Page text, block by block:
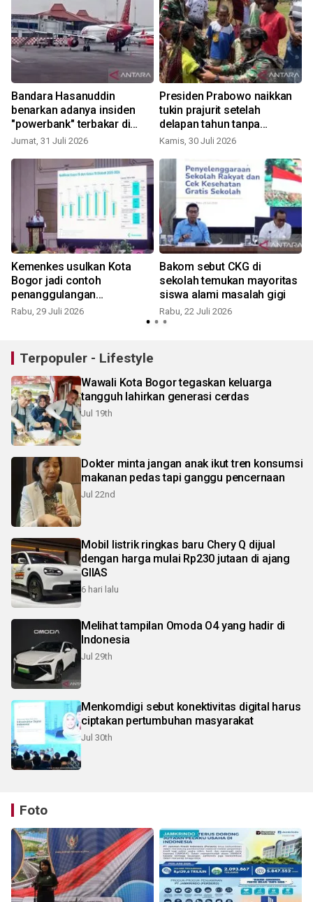
Bandara Hasanuddin
benarkan adanya insiden
"powerbank" terbakar di
pesawat
Jumat, 31 Juli 2026
Presiden Prabowo naikkan
tukin prajurit setelah
delapan tahun tanpa
penyesuaian
Kamis, 30 Juli 2026
Kemenkes usulkan Kota
Bogor jadi contoh
penanggulangan
tuberkulosis terintegrasi
Rabu, 29 Juli 2026
Bakom sebut CKG di
sekolah temukan mayoritas
siswa alami masalah gigi
Rabu, 22 Juli 2026
Terpopuler - Lifestyle
Wawali Kota Bogor tegaskan keluarga
tangguh lahirkan generasi cerdas
Jul 19th
Dokter minta jangan anak ikut tren konsumsi
makanan pedas tapi ganggu pencernaan
Jul 22nd
Mobil listrik ringkas baru Chery Q dijual
dengan harga mulai Rp230 jutaan di ajang
GIIAS
6 hari lalu
Melihat tampilan Omoda O4 yang hadir di
Indonesia
Jul 29th
Menkomdigi sebut konektivitas digital harus
ciptakan pertumbuhan masyarakat
Jul 30th
Foto